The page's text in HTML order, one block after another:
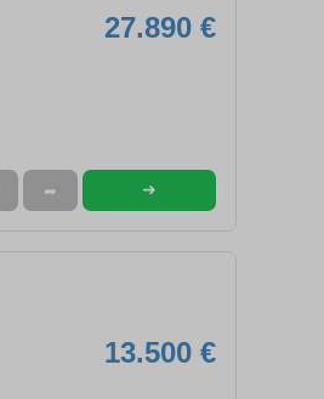
27.890 €
➦ ➜
13.500 €